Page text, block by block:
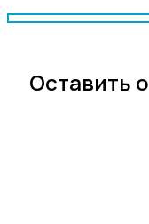
Оставить